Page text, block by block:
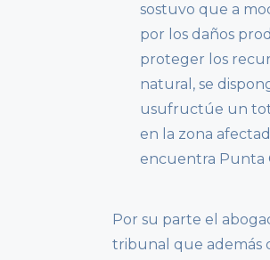
sostuvo que a
por los daños
proteger los
natural, se
usufructúe un
en la zona
encuentra Punta
Por su parte el
tribunal que además